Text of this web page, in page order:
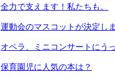
全力で支えます！私たちも。
運動会のマスコットが決定し
オペラ、ミニコンサートにう
保育園児に人気の本は？